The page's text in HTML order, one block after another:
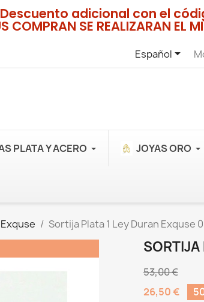
adicional con el
SE REALIZARAN EL
Español
PLATA Y ACERO JOYAS ORO
Sortija Plata 1 Ley Duran Exquse
53,00 €
26,50 €